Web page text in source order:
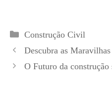
Categorias
Construção Civil
Descubra as
O Futuro da construção